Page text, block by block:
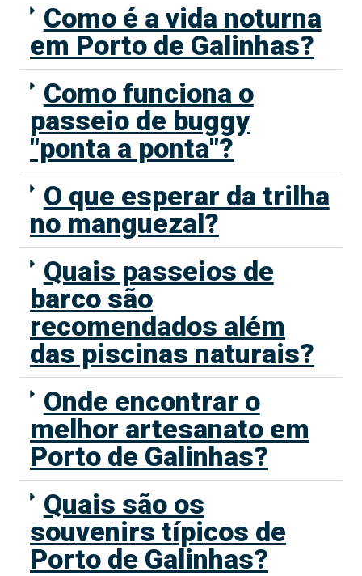
Como é a vida noturna
em Porto de Galinhas?
Como funciona o
passeio de buggy
"ponta a ponta"?
O que esperar da trilha
no manguezal?
Quais passeios de
barco são
recomendados além
das piscinas naturais?
Onde encontrar o
melhor artesanato em
Porto de Galinhas?
Quais são os
souvenirs típicos de
Porto de Galinhas?